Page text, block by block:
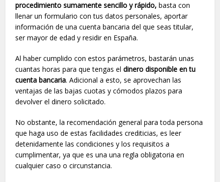
procedimiento sumamente sencillo y rápido,basta con
llenar un formulario con tus datos personales, aportar
información de una cuenta bancaria del que seas titular,
ser mayor de edad y residir en España.
Al haber cumplido con estos parámetros, bastarán unas
cuantas horas para que tengas eldinero disponible en tu
cuenta bancaria. Adicional a esto, se aprovechan las
ventajas de las bajas cuotas y cómodos plazos para
devolver el dinero solicitado.
No obstante, la recomendación general para toda persona
que haga uso de estas facilidades crediticias, es leer
detenidamente las condiciones y los requisitos a
cumplimentar, ya que es una una regla obligatoria en
cualquier caso o circunstancia.